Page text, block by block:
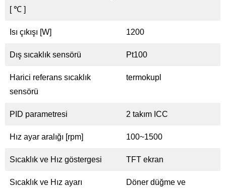
[ ℃ ]
Isı çıkışı [W] 1200
Dış sıcaklık sensörü Pt100
Harici referans sıcaklık
sensörü
termokupl
PID parametresi 2 takım ICC
Hız ayar aralığı [rpm] 100~1500
Sıcaklık ve Hız göstergesi TFT ekran
Sıcaklık ve Hız ayarı
Döner düğme ve